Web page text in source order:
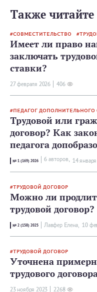
Также читайте
СОВМЕСТИТЕЛЬСТВО
Имеет ли право
заключать
ставки?
27 февраля 2026 406
ПЕДАГОГ ДОПОЛНИТЕЛЬНОГО
Трудовой или
договор? Как
педагога
№ 1 (169) 2026 6 авторов, 14
ТРУДОВОЙ ДОГОВОР
Можно ли
трудовой договор?
№ 2 (158) 2025 Лавфер Елена, 10
ТРУДОВОЙ ДОГОВОР
Уточнена
трудового
23 ноября 2023 2268